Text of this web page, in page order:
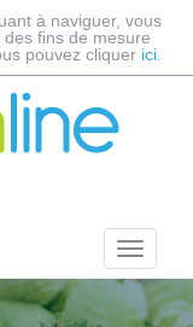
à naviguer, vous
fins de mesure
pouvez cliquer ici.